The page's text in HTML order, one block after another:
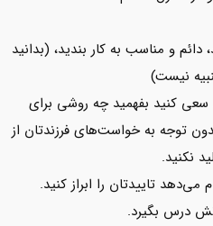
دائم و مناسب به کار بندید، (بدانید
نیست)
سعی کنید بفهمید چه روشی برای
توجه به خواست‌های فرزندتان از
نکنید.
می‌دهد تاییدتان را ابراز کنید.
درس بگیرد.